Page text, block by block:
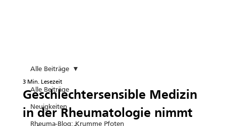
Alle Beiträge
Neuigkeiten
Rheuma-Blog: Krumme Pfoten
Alle Beiträge
Geschlechtersensible Medizin
in der Rheumatologie nimmt
3 Min. Lesezeit